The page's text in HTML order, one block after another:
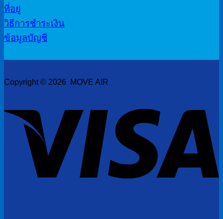
ที่อยู่
วิธีการชำระเงิน
ข้อมูลบัญชี
Copyright © 2026 MOVE AIR